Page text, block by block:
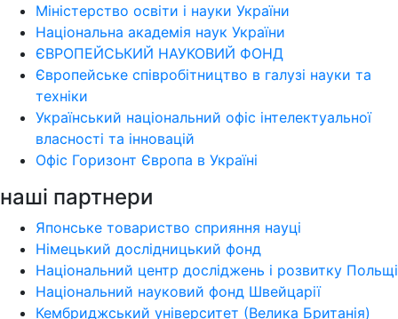
Міністерство освіти і науки України
Національна академія наук України
ЄВРОПЕЙСЬКИЙ НАУКОВИЙ ФОНД
Європейське співробітництво в галузі науки та
техніки
Український національний офіс інтелектуальної
власності та інновацій
Офіс Горизонт Європа в Україні
наші партнери
Японське товариство сприяння науці
Німецький дослідницький фонд
Національний центр досліджень і розвитку Польщі
Національний науковий фонд Швейцарії
Кембриджський університет (Велика Британія)